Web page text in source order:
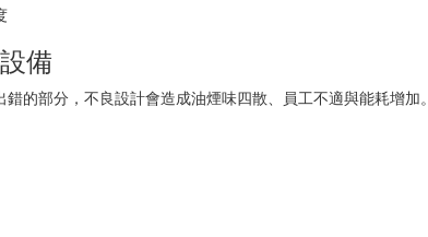
備
的部分，不良設計會造成油煙味四散、員工不適與能耗增加。